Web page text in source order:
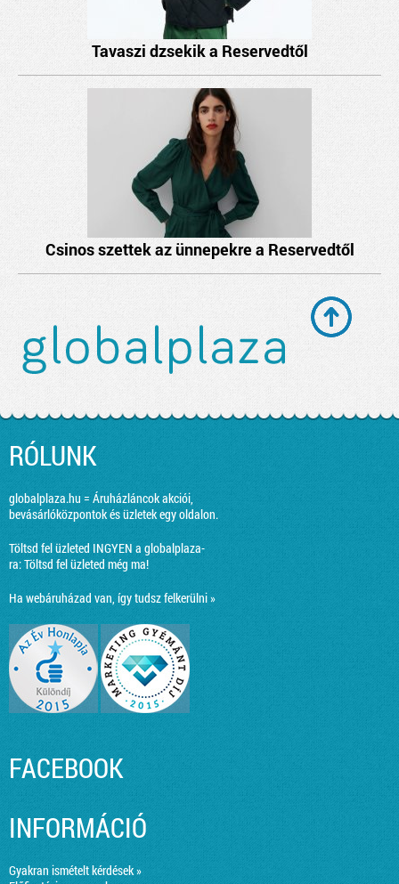
Tavaszi dzsekik a Reservedtől
Csinos szettek az ünnepekre a Reservedtől
RÓLUNK
globalplaza.hu = Áruházláncok akciói,
bevásárlóközpontok és üzletek egy oldalon.
Töltsd fel üzleted INGYEN a globalplaza-
ra:Töltsd fel üzleted még ma!
Ha webáruházad van, így tudsz felkerülni »
FACEBOOK
INFORMÁCIÓ
Gyakran ismételt kérdések »